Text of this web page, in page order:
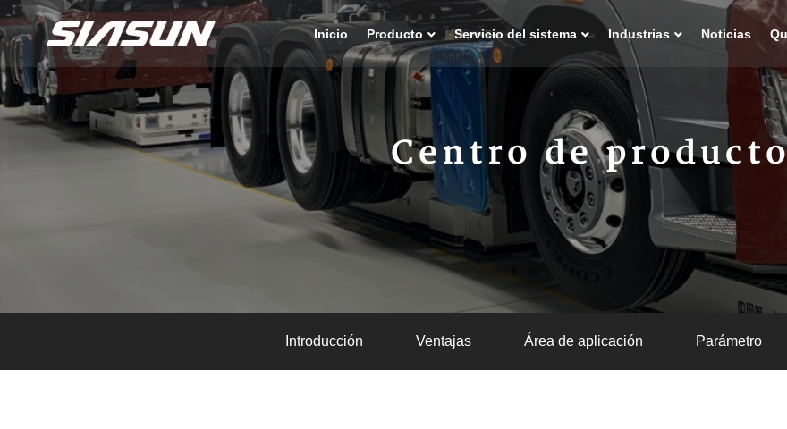
Inicio Producto Servicio del sistema Industrias Noticias
Centro de
Introducción Ventajas Área de aplicación Parámetro